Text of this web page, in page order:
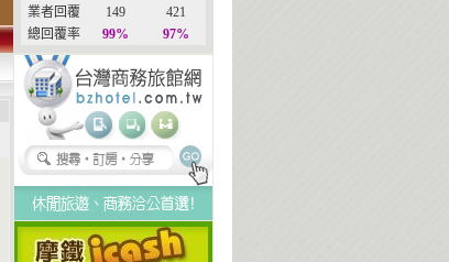
業者回覆
149
421
總回覆率
99% 97%